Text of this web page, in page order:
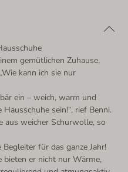
gemütlichen Zuhause,
kann ich sie nur
ein – weich, warm und
sein!“, rief Benni.
aus weicher Schurwolle, so
für das ganze Jahr!
er nicht nur Wärme,